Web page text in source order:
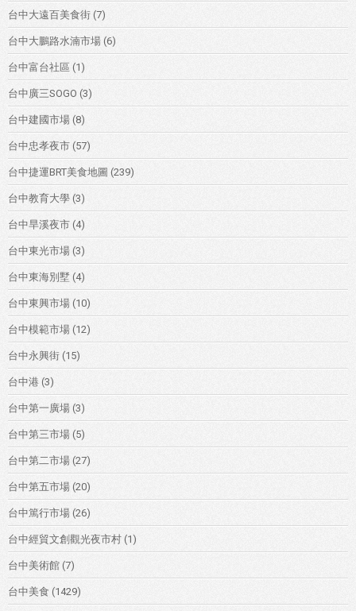
台中大遠百美食街 (7)
台中大鵬路水湳市場 (6)
台中富台社區 (1)
台中廣三SOGO (3)
台中建國市場 (8)
台中忠孝夜市 (57)
台中捷運BRT美食地圖 (239)
台中教育大學 (3)
台中旱溪夜市 (4)
台中東光市場 (3)
台中東海別墅 (4)
台中東興市場 (10)
台中模範市場 (12)
台中永興街 (15)
台中港 (3)
台中第一廣場 (3)
台中第三市場 (5)
台中第二市場 (27)
台中第五市場 (20)
台中篤行市場 (26)
台中經貿文創觀光夜市村 (1)
台中美術館 (7)
台中美食 (1429)